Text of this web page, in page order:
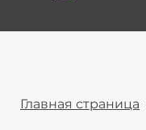
Главная страница